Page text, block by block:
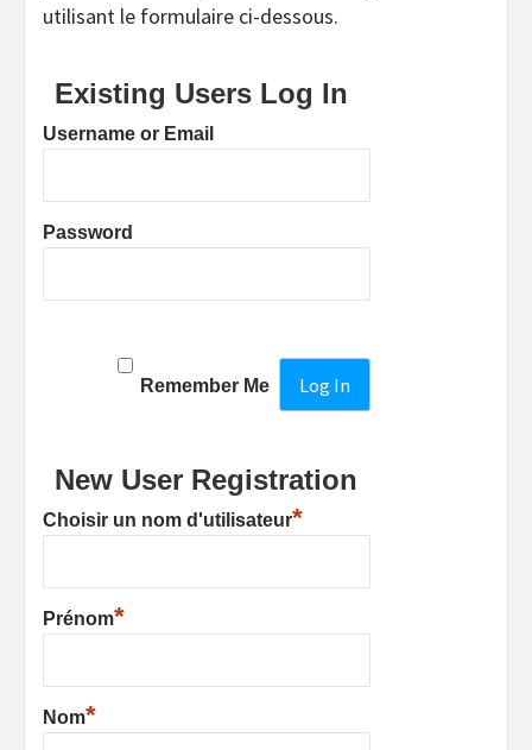
utilisant le formulaire ci-dessous.
Existing Users Log In
Username or Email
Password
Remember Me
New User Registration
Choisir un nom d'utilisateur*
Prénom*
Nom*